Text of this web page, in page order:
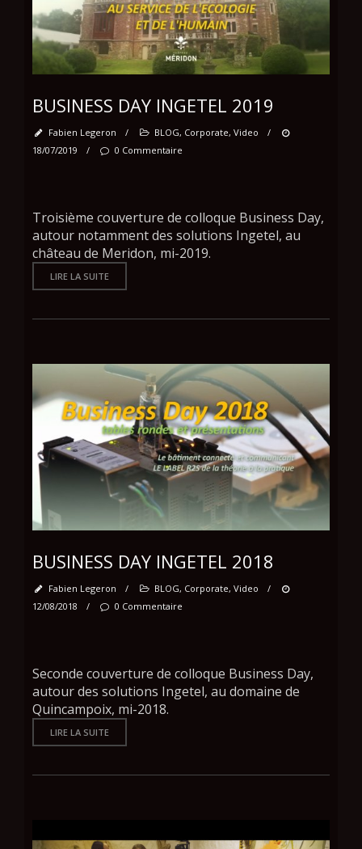
BUSINESS DAY INGETEL 2019
Fabien Legeron / BLOG, Corporate, Video
/
18/07/2019
/ 0 Commentaire
Troisième couverture de colloque Business Day,
autour notamment des solutions Ingetel, au
château de Meridon, mi-2019.
LIRE LA SUITE
BUSINESS DAY INGETEL 2018
Fabien Legeron / BLOG, Corporate, Video
/
12/08/2018
/ 0 Commentaire
Seconde couverture de colloque Business Day,
autour des solutions Ingetel, au domaine de
Quincampoix, mi-2018.
LIRE LA SUITE